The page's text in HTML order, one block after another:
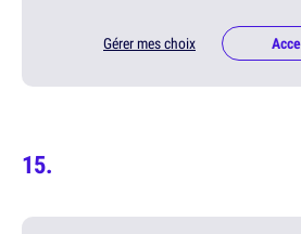
Gérer mes choix